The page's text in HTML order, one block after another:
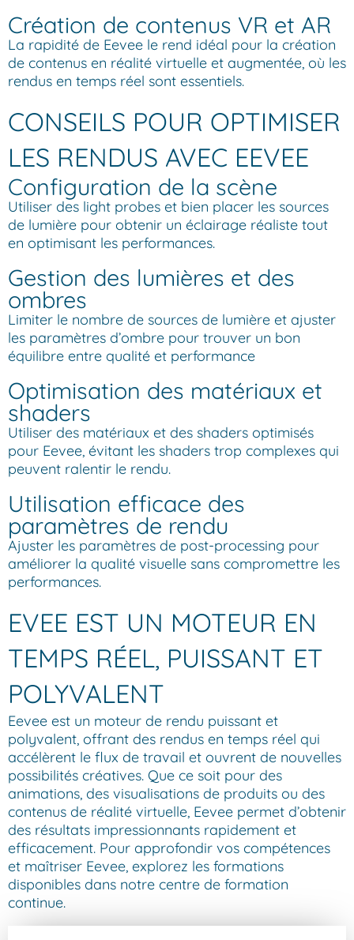
Création de contenus VR et AR
La rapidité de Eevee le rend idéal pour la création
de contenus en réalité virtuelle et augmentée, où les
rendus en temps réel sont essentiels.
CONSEILS POUR OPTIMISER
LES RENDUS AVEC EEVEE
Configuration de la scène
Utiliser des light probes et bien placer les sources
de lumière pour obtenir un éclairage réaliste tout
en optimisant les performances.
Gestion des lumières et des
ombres
Limiter le nombre de sources de lumière et ajuster
les paramètres d’ombre pour trouver un bon
équilibre entre qualité et performance
Optimisation des matériaux et
shaders
Utiliser des matériaux et des shaders optimisés
pour Eevee, évitant les shaders trop complexes qui
peuvent ralentir le rendu.
Utilisation efficace des
paramètres de rendu
Ajuster les paramètres de post-processing pour
améliorer la qualité visuelle sans compromettre les
performances.
EVEE EST UN MOTEUR EN
TEMPS RÉEL, PUISSANT ET
POLYVALENT
Eevee est un moteur de rendu puissant et
polyvalent, offrant des rendus en temps réel qui
accélèrent le flux de travail et ouvrent de nouvelles
possibilités créatives. Que ce soit pour des
animations, des visualisations de produits ou des
contenus de réalité virtuelle, Eevee permet d’obtenir
des résultats impressionnants rapidement et
efficacement. Pour approfondir vos compétences
et maîtriser Eevee, explorez les formations
disponibles dans notre centre de formation
continue.